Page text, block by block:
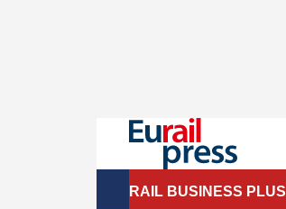
RAIL BUSINESS PLUS